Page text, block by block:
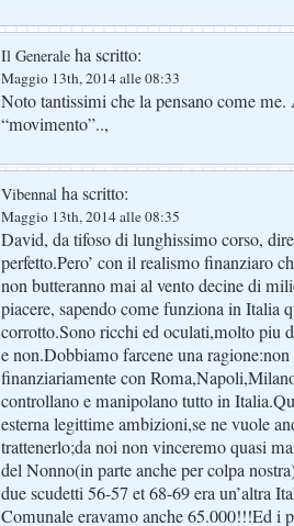
Il Generale ha scritto:
Maggio 13th, 2014 alle 08:33
Noto tantissimi che la pensano come
“movimento”..,
Vibennal ha scritto:
Maggio 13th, 2014 alle 08:35
David, da tifoso di lunghissimo corso,
perfetto.Pero’ con il realismo finanziaro
non butteranno mai al vento decine di
piacere, sapendo come funziona in Italia
corrotto.Sono ricchi ed oculati,molto piu
e non.Dobbiamo farcene una
finanziariamente con
controllano e manipolano tutto in
esterna legittime ambizioni,se ne vuole
trattenerlo;da noi non vinceremo quasi
del Nonno(in parte anche per colpa
due scudetti 56-57 et 68-69 era un’altra
Comunale eravamo anche 65.000!!!Ed i